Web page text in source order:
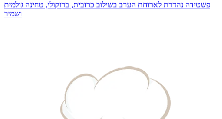
פשטידה נהדרת לארוחת הערב בשילוב כרובית, ברוקולי, טחינה גולמית
ושמיר